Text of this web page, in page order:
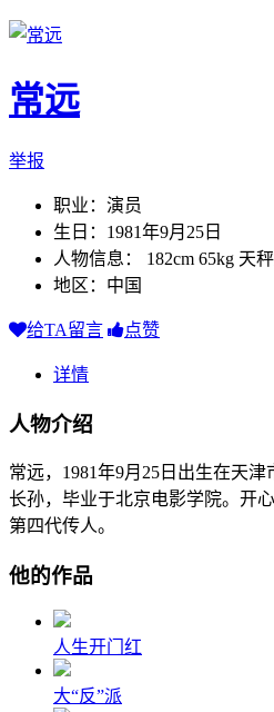
常远
举报
职业：演员
生日：1981年9月25日
人物信息： 182cm 65kg 天
地区：中国
给TA留言 点赞
详情
人物介绍
常远，1981年9月25日出生在天
长孙，毕业于北京电影学院。开
第四代传人。
他的作品
人生开门红
大“反”派